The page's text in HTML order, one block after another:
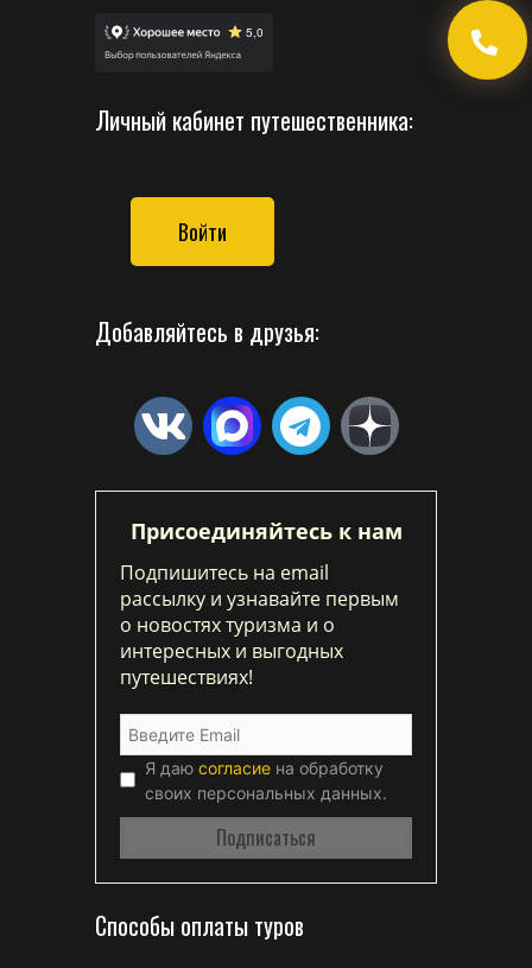
Личный кабинет путешественника:
Войти
Добавляйтесь в друзья:
Присоединяйтесь к нам
Подпишитесь на email
рассылку и узнавайте первым
о новостях туризма и о
интересных и выгодных
путешествиях!
Я даю согласие на обработку
своих персональных данных.
Способы оплаты туров